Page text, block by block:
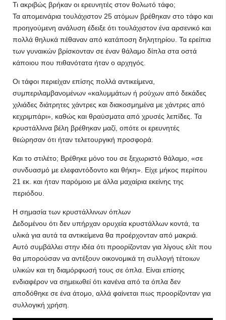
Τι ακριβώς βρήκαν οι ερευνητές στον θολωτό τάφο;
Τα απομεινάρια τουλάχιστον 25 ατόμων βρέθηκαν στο τάφο και
προηγούμενη ανάλυση έδειξε ότι τουλάχιστον ένα αρσενικό και
πολλά θηλυκά πέθαναν από κατάποση δηλητηρίου. Τα ερείπια
των γυναικών βρίσκονταν σε έναν θάλαμο δίπλα στα οστά
κάποιου που πιθανότατα ήταν ο αρχηγός.
Οι τάφοι περιείχαν επίσης πολλά αντικείμενα,
συμπεριλαμβανομένων «καλυμμάτων ή ρούχων από δεκάδες
χιλιάδες διάτρητες χάντρες και διακοσμημένα με χάντρες από
κεχριμπάρι», καθώς και θραύσματα από χρυσές λεπίδες. Τα
κρυστάλλινα βέλη βρέθηκαν μαζί, οπότε οι ερευνητές
θεώρησαν ότι ήταν τελετουργική προσφορά.
Και το στιλέτο; Βρέθηκε μόνο του σε ξεχωριστό θάλαμο, «σε
συνδυασμό με ελεφαντόδοντο και θήκη». Είχε μήκος περίπου
21 εκ. και ήταν παρόμοιο με άλλα μαχαίρια εκείνης της
περιόδου.
Η σημασία των κρυστάλλινων όπλων
Δεδομένου ότι δεν υπήρχαν ορυχεία κρυστάλλων κοντά, τα
υλικά για αυτά τα αντικείμενα θα προέρχονταν από μακριά.
Αυτό συμβάλλει στην ιδέα ότι προορίζονταν για λίγους ελίτ που
θα μπορούσαν να αντέξουν οικονομικά τη συλλογή τέτοιων
υλικών και τη διαμόρφωσή τους σε όπλα. Είναι επίσης
ενδιαφέρον να σημειωθεί ότι κανένα από τα όπλα δεν
αποδόθηκε σε ένα άτομο, αλλά φαίνεται πως προορίζονταν για
συλλογική χρήση.